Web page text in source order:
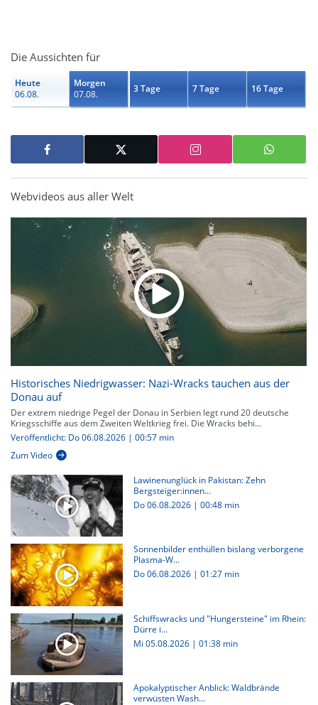
Die Aussichten für
Heute
06.08.
Morgen
07.08.
3 Tage 7 Tage 16 Tage
Webvideos aus aller Welt
Historisches Niedrigwasser: Nazi-Wracks tauchen aus der
Donau auf
Der extrem niedrige Pegel der Donau in Serbien legt rund 20 deutsche
Kriegsschiffe aus dem Zweiten Weltkrieg frei. Die Wracks behi...
Veröffentlicht: Do 06.08.2026 | 00:57 min
Zum Video
Lawinenunglück in Pakistan: Zehn
Bergsteiger:innen...
Do 06.08.2026 | 00:48 min
Sonnenbilder enthüllen bislang verborgene
Plasma-W...
Do 06.08.2026 | 01:27 min
Schiffswracks und "Hungersteine" im Rhein:
Dürre i...
Mi 05.08.2026 | 01:38 min
Apokalyptischer Anblick: Waldbrände
verwüsten Wash...